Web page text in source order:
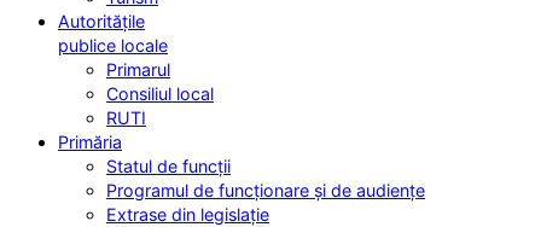
Autoritățile
publice locale
Primarul
Consiliul local
RUTI
Primăria
Statul de funcții
Programul de funcționare și de audiențe
Extrase din legislație